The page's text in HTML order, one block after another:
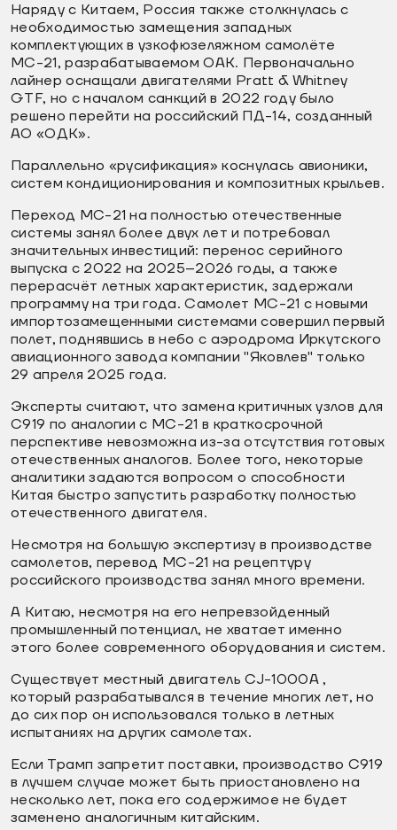
Наряду с Китаем, Россия также столкнулась с
необходимостью замещения западных
комплектующих в узкофюзеляжном самолёте
МС-21, разрабатываемом ОАК. Первоначально
лайнер оснащали двигателями Pratt & Whitney
GTF, но с началом санкций в 2022 году было
решено перейти на российский ПД-14, созданный
АО «ОДК».
Параллельно «русификация» коснулась авионики,
систем кондиционирования и композитных крыльев.
Переход МС-21 на полностью отечественные
системы занял более двух лет и потребовал
значительных инвестиций: перенос серийного
выпуска с 2022 на 2025–2026 годы, а также
перерасчёт летных характеристик, задержали
программу на три года. Самолет МС-21 с новыми
импортозамещенными системами совершил первый
полет, поднявшись в небо с аэродрома Иркутского
авиационного завода компании "Яковлев" только
29 апреля 2025 года.
Эксперты считают, что замена критичных узлов для
C919 по аналогии с МС-21 в краткосрочной
перспективе невозможна из-за отсутствия готовых
отечественных аналогов. Более того, некоторые
аналитики задаются вопросом о способности
Китая быстро запустить разработку полностью
отечественного двигателя.
Несмотря на большую экспертизу в производстве
самолетов, перевод МС-21 на рецептуру
российского производства занял много времени.
А Китаю, несмотря на его непревзойденный
промышленный потенциал, не хватает именно
этого более современного оборудования и систем.
Существует местный двигатель CJ-1000A ,
который разрабатывался в течение многих лет, но
до сих пор он использовался только в летных
испытаниях на других самолетах.
Если Трамп запретит поставки, производство C919
в лучшем случае может быть приостановлено на
несколько лет, пока его содержимое не будет
заменено аналогичным китайским.